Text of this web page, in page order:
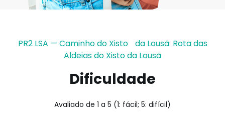
PR2 LSA — Caminho do Xisto da Lousã: Rota das
Aldeias do Xisto da Lousã
Dificuldade
Avaliado de 1 a 5 (1: fácil; 5: difícil)